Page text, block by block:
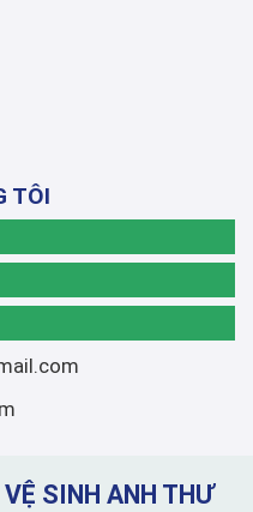
TÔI
SINH ANH THƯ